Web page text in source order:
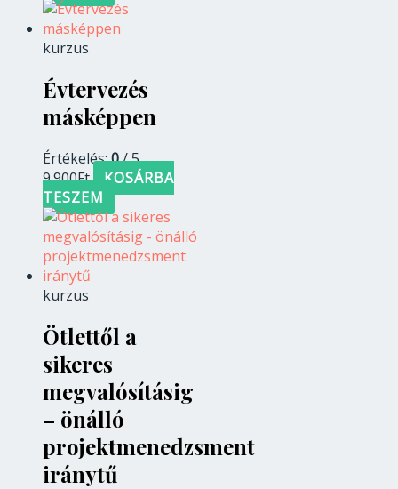
kurzus
Évtervezés
másképpen
Értékelés:0/ 5
9.900Ft
KOSÁRBA
TESZEM
kurzus
Ötlettől a
sikeres
megvalósításig
– önálló
projektmenedzsment
iránytű